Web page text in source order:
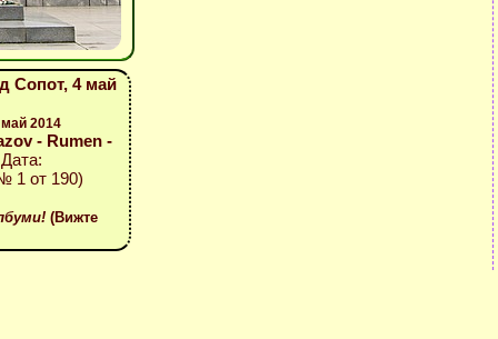
Сопот, 4 май
2014
- Rumen -
1 от 190)
(Вижте